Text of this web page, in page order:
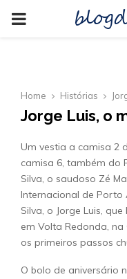
PRIMARY
Home Histórias
Jorge Luis, o
Um vestia a camisa 2
camisa 6, também do
Silva, o saudoso Zé
Internacional de Porto
Silva, o Jorge Luis,
em Volta Redonda,
os primeiros passos
O bolo de aniversário